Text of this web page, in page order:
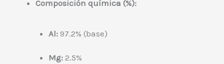
Composición química (%):
Al:97.2% (base)
Mg:2.5%